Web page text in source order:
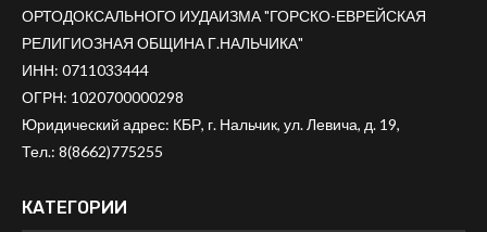
ОРТОДОКСАЛЬНОГО ИУДАИЗМА "ГОРСКО-ЕВРЕЙСКАЯ
РЕЛИГИОЗНАЯ ОБЩИНА Г.НАЛЬЧИКА"
ИНН: 0711033444
ОГРН: 1020700000298
Юридический адрес: КБР, г. Нальчик, ул. Левича, д. 19,
Тел.: 8(8662)775255
КАТЕГОРИИ